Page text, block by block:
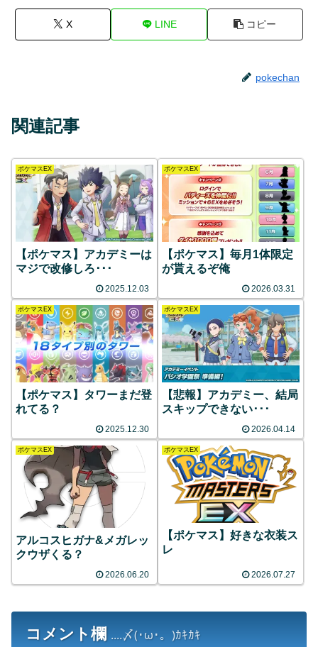
X LINE コピー
pokechan
関連記事
ポケマスEX
【ポケマス】アカデミーは
マジで改修しろ･･･
2025.12.03
ポケマスEX
【ポケマス】毎月1体限定
が貰えるぞ俺
2026.03.31
ポケマスEX
【ポケマス】タワーまだ登
れてる？
2025.12.30
ポケマスEX
【悲報】アカデミー、結局
スキップできない･･･
2026.04.14
ポケマスEX
アルコスヒガナ&メガレッ
クウザくる？
2026.06.20
ポケマスEX
【ポケマス】好きな衣装ス
レ
2026.07.27
コメント欄 ....〆(･ω･。)ｶｷｶｷ